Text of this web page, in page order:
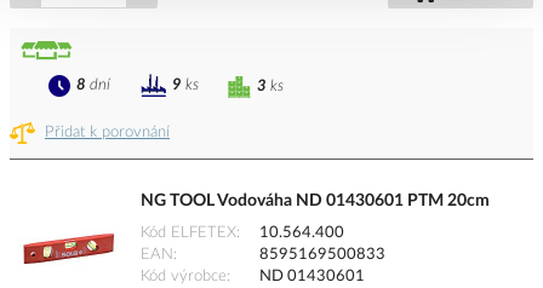
Přidat k porovnání
3 ks
8 dní 9 ks
NG TOOL Vodováha ND 01430601 PTM 20cm
Kód ELFETEX
10.564.400
EAN
8595169500833
Kód výrobce
ND 01430601